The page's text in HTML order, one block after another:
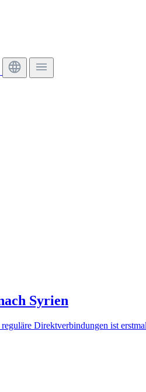
Syrien
reguläre Direktverbindungen ist